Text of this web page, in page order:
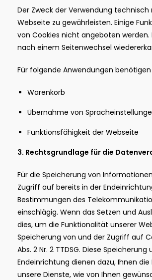
Der Zweck der Verwendung
Webseite zu gewährleisten. Einige
von Cookies nicht angeboten werden.
nach einem Seitenwechsel
Für folgende Anwendungen
Warenkorb
Übernahme von
Funktionsfähigkeit der Webseite
3. Rechtsgrundlage für die
Für die Speicherung von
Zugriff auf bereits in der
Bestimmungen des
einschlägig. Wenn das Setzen und
dies, um die Funktionalität unserer
Speicherung von und der Zugriff auf
Abs. 2 Nr. 2 TTDSG. Diese
Endeinrichtung dienen dazu, Ihnen
unsere Dienste, wie von Ihnen